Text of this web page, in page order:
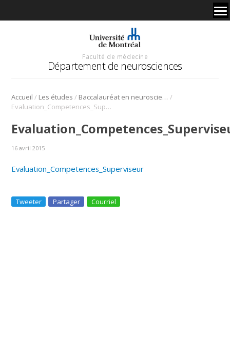
Faculté de médecine
Département de neurosciences
Accueil / Les études / Baccalauréat en neurosciences /
Evaluation_Competences_Superviseur
16 avril 2015
Evaluation_Competences_Superviseur
Tweeter Partager Courriel